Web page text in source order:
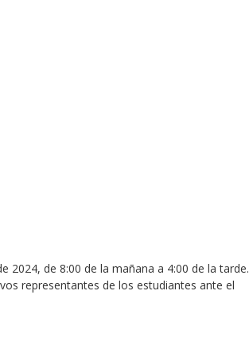
2024, de 8:00 de la mañana a 4:00 de la tarde.
representantes de los estudiantes ante el